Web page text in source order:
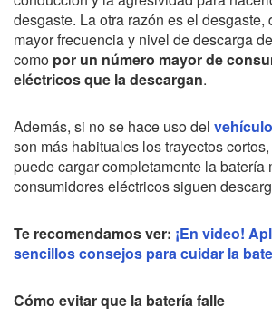
desgaste. La otra razón es el desgaste,
mayor frecuencia y nivel de descarga
como por un número mayor de
eléctricos que la descargan.
Además, si no se hace uso del vehículo
son más habituales los trayectos
puede cargar completamente la batería
consumidores eléctricos siguen
Te recomendamos ver: ¡En video!
sencillos consejos para cuidar la
Cómo evitar que la batería falle